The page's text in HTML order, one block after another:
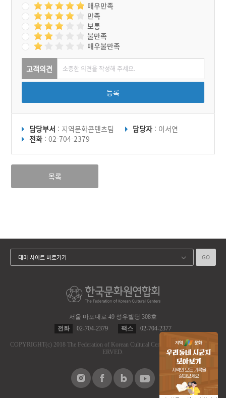
매우만족
만족
보통
불만족
매우불만족
고객의견
등록
담당부서 : 지역문화콘텐츠팀 담당자 : 이서연
전화 : 02-704-2379
목록
서울 마포대로 49 성우빌딩 308호
전화
02-704-2379 팩스 02-704-2377
COPYRIGHT(c) 2018 The Federation of Korean Cultural Centers.
ALL RIGHT RES
ERVED.
테마 사이트 바로가기 GO